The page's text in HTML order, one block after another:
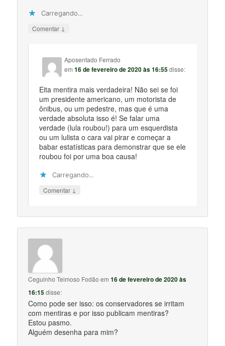
Carregando...
Comentar ↓
Aposentado Ferrado
em16 de fevereiro de 2020 às 16:55disse:
Eita mentira mais verdadeira! Não sei se foi
um presidente americano, um motorista de
ônibus, ou um pedestre, mas que é uma
verdade absoluta isso é! Se falar uma
verdade (lula roubou!) para um esquerdista
ou um lulista o cara vai pirar e começar a
babar estatísticas para demonstrar que se ele
roubou foi por uma boa causa!
Carregando...
Comentar ↓
Ceguinho Teimoso Fodão em16 de fevereiro de 2020 às
16:15disse:
Como pode ser isso: os conservadores se irritam
com mentiras e por isso publicam mentiras?
Estou pasmo.
Alguém desenha para mim?